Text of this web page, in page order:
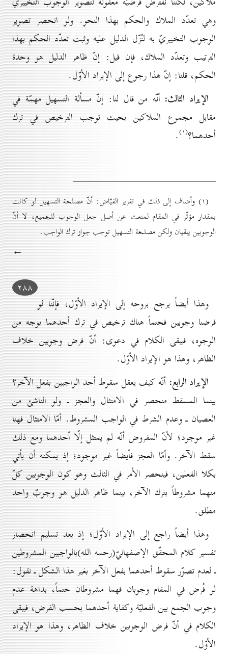
وهي تعدّد الملاك والحكم بهذا النحو. ولو انحصر تصوير
الوجوب التخييريّ به لنُزّل الدليل عليه وثبت تعدّد الحكم بهذا
الترتيب وتعدّد الملاك، فإن قيل: إنّ ظاهر الدليل هو وحدة
الحكم، قلنا: إنّ هذا رجوع إلى الإيراد الأوّل.
الإيراد الثالث: أنّه من قال لنا: إنّ مسألة التسهيل مهمّة في
مقابل مجموع الملاكين بحيث توجب الترخيص في ترك
أحدهما؟(۱) .
(۱) وأضاف إلى ذلك في تقرير الفيّاض: أنّ مصلحة التسهيل لو كانت
بمقدار مؤثّر في المقام لمنعت عن أصل جعل الوجوب للجميع، لا أنّ
الوجوبين يبقيان ولكن مصلحة التسهيل توجب جواز ترك الواجب.
←
۲۸۸
وهذا أيضاً يرجع بروحه إلى الإيراد الأوّل، فإنّنا لو
فرضنا وجوبين فحتماً هناك ترخيص في ترك أحدهما بوجه من
الوجوه، فيبقى الكلام في دعوى: أنّ فرض وجوبين خلاف
الظاهر، وهذا هو الإيراد الأوّل.
الإيراد الرابع: أنّه كيف يعقل سقوط أحد الواجبين بفعل الآخر؟
بينما المسقط منحصر في الامتثال والعجز ـ ولو الناشئ من
العصيان ـ وعدم الشرط في الواجب المشروط. أمّا الامتثال فهنا
غير موجود؛ لأنّ المفروض أنّه لم يمتثل إلّا أحدهما ومع ذلك
سقط الآخر. وأمّا العجز فأيضاً غير موجود؛ إذ يمكنه أن يأتي
بكلا الفعلين، فينحصر الأمر في الثالث وهو كون الوجوبين كلّ
منهما مشروطاً بترك الآخر، بينما ظاهر الدليل هو وجوبٌ واحد
مطلق.
وهذا أيضاً راجع إلى الإيراد الأوّل؛ إذ بعد تسليم انحصار
تفسير كلام المحقّق الإصفهانيّ(رحمه الله)بالواجبين المشروطين
ـ لعدم تصوّر سقوط أحدهما بفعل الآخر بغير هذا الشكل ـ نقول:
لو فُرض في المقام وجوبان فهما مشروطان حتماً، بداهة عدم
وجوب الجمع بين الفعليّة وكفاية أحدهما بحسب الفرض، فيبقى
الكلام في أنّ فرض الوجوبين خلاف الظاهر، وهذا هو الإيراد
الأوّل.